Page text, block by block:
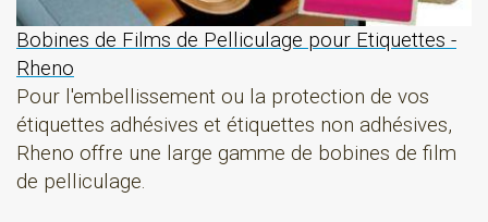
Bobines de Films de Pelliculage pour Etiquettes -
Rheno
Pour l'embellissement ou la protection de vos
étiquettes adhésives et étiquettes non adhésives,
Rheno offre une large gamme de bobines de film
de pelliculage.